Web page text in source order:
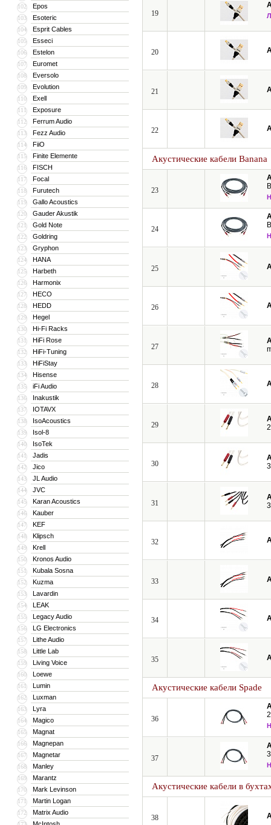
102 Epos
103 Esoteric
104 Esprit Cables
105 Esseci
106 Estelon
107 Euromet
108 Eversolo
109 Evolution
110 Exell
111 Exposure
112 Ferrum Audio
113 Fezz Audio
114 FiiO
115 Finite Elemente
116 FISCH
117 Focal
118 Furutech
119 Gallo Acoustics
120 Gauder Akustik
121 Gold Note
122 Goldring
123 Gryphon
124 HANA
125 Harbeth
126 Harmonix
127 HECO
128 HEDD
129 Hegel
130 Hi-Fi Racks
131 HiFi Rose
132 HiFi-Tuning
133 HiFiStay
134 Hisense
135 iFi Audio
136 Inakustik
137 IOTAVX
138 IsoAcoustics
139 Isol-8
140 IsoTek
141 Jadis
142 Jico
143 JL Audio
144 JVC
145 Karan Acoustics
146 Kauber
147 KEF
148 Klipsch
149 Krell
150 Kronos Audio
151 Kubala Sosna
152 Kuzma
153 Lavardin
154 LEAK
155 Legacy Audio
156 LG Electronics
157 Lithe Audio
158 Little Lab
159 Living Voice
160 Loewe
161 Lumin
162 Luxman
163 Lyra
164 Magico
165 Magnat
166 Magnepan
167 Magnetar
168 Manley
169 Marantz
170 Mark Levinson
171 Martin Logan
172 Matrix Audio
19
20
21
22
Акустические кабели Banana
23
24
25
26
27
28
29
30
31
32
33
34
35
Акустические кабели Spade
36
37
Акустические кабели в
38